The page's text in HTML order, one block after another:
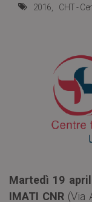
2016 CHT -
Martedì 19
IMATI CNR (Via